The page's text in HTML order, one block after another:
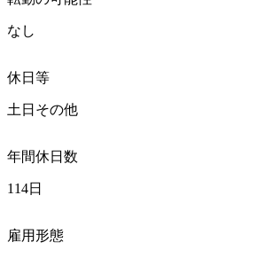
なし
休日等
土日その他
年間休日数
114日
雇用形態